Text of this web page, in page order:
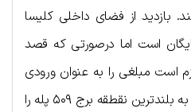
بازدید از فضای داخلی کلیسا
است اما درصورتی که قصد
است مبلغی را به عنوان ورودی
پرداخت کنید. شما تا رسیدن به بلندترین نقطقه برج ۵۰۹ پله را